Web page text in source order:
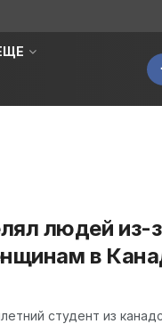
людей из-
в
студент из